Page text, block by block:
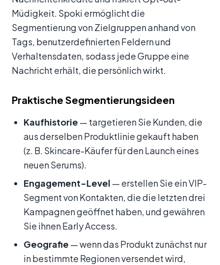
Müdigkeit. Spoki ermöglicht die
Segmentierung von Zielgruppen anhand von
Tags, benutzerdefinierten Feldern und
Verhaltensdaten, sodass jede Gruppe eine
Nachricht erhält, die persönlich wirkt.
Praktische Segmentierungsideen
Kaufhistorie — targetieren Sie Kunden, die
aus derselben Produktlinie gekauft haben
(z. B. Skincare-Käufer für den Launch eines
neuen Serums).
Engagement-Level — erstellen Sie ein VIP-
Segment von Kontakten, die die letzten drei
Kampagnen geöffnet haben, und gewähren
Sie ihnen Early Access.
Geografie — wenn das Produkt zunächst nur
in bestimmte Regionen versendet wird,